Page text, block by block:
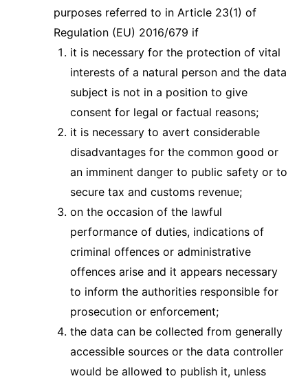
purposes referred to in Article 23(1) of
Regulation (EU) 2016/679 if
it is necessary for the protection of vital
interests of a natural person and the data
subject is not in a position to give
consent for legal or factual reasons;
it is necessary to avert considerable
disadvantages for the common good or
an imminent danger to public safety or to
secure tax and customs revenue;
on the occasion of the lawful
performance of duties, indications of
criminal offences or administrative
offences arise and it appears necessary
to inform the authorities responsible for
prosecution or enforcement;
the data can be collected from generally
accessible sources or the data controller
would be allowed to publish it, unless